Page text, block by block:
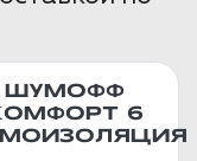
ШУМОФФ
6